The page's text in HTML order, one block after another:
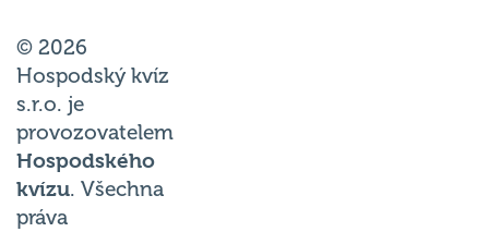
© 2026
Hospodský kvíz
s.r.o. je
provozovatelem
Hospodského
kvízu. Všechna
práva